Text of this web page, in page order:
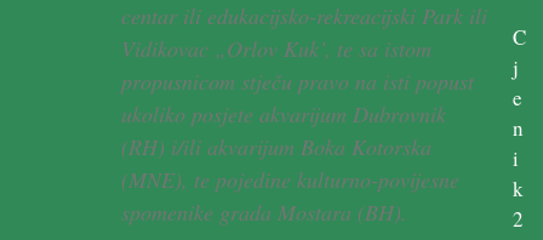
centar ili edukacijsko-rekreacijski Park ili
Vidikovac „Orlov Kuk’, te sa istom
propusnicom stječu pravo na isti popust
ukoliko posjete akvarijum Dubrovnik
(RH) i/ili akvarijum Boka Kotorska
(MNE), te pojedine kulturno-povijesne
spomenike grada Mostara (BH).
C
j
e
n
i
k
2